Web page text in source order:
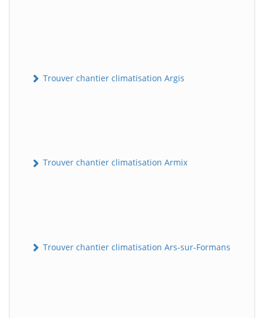
Trouver chantier climatisation Argis
Trouver chantier climatisation Armix
Trouver chantier climatisation Ars-sur-Formans